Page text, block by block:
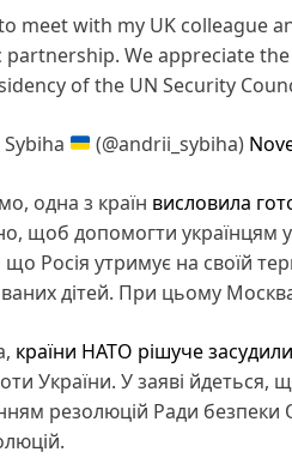
meet with my UK colleague
We appreciate
of the UN Security
(@andrii_sybiha)
одна з країн висловила
щоб допомогти українцям у
що Росія утримує на своїй
дітей. При цьому
країни НАТО рішуче засудили
України. У заяві
резолюцій Ради безпеки